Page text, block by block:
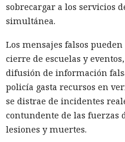
sobrecargar a los servicios
simultánea.
Los mensajes falsos
cierre de escuelas y
difusión de información
policía gasta recursos en
se distrae de incidentes
contundente de las fuerzas
lesiones y muertes.